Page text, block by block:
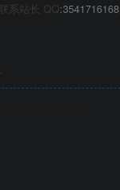
系站长 QQ:3541716168